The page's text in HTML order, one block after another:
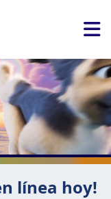
línea hoy!